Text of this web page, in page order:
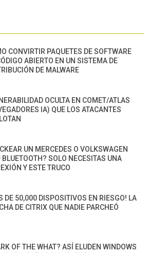
CONVIRTIR PAQUETES DE SOFTWARE
ABIERTO EN UN SISTEMA DE
DE MALWARE
OCULTA EN COMET/ATLAS
IA) QUE LOS ATACANTES
UN MERCEDES O VOLKSWAGEN
BLUETOOTH? SOLO NECESITAS UNA
Y ESTE TRUCO
DE 50,000 DISPOSITIVOS EN RIESGO! LA
DE CITRIX QUE NADIE PARCHEÓ
OF THE WHAT? ASÍ ELUDEN WINDOWS